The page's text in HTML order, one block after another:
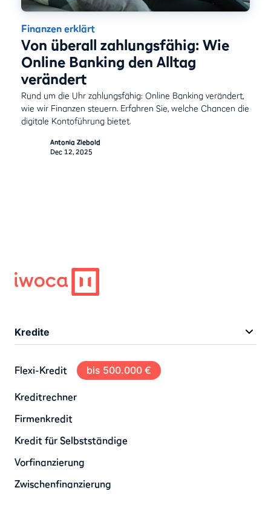
Finanzen erklärt
Von überall zahlungsfähig: Wie
Online Banking den Alltag
verändert
Rund um die Uhr zahlungsfähig: Online Banking verändert,
wie wir Finanzen steuern. Erfahren Sie, welche Chancen die
digitale Kontoführung bietet.
Antonia Ziebold
Dec 12, 2025
Kredite
Flexi-Kredit bis 500.000 €
Kreditrechner
Firmenkredit
Kredit für Selbstständige
Vorfinanzierung
Zwischenfinanzierung